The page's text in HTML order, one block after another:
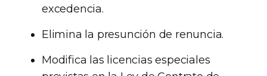
excedencia.
Elimina la presunción de renuncia.
Modifica las licencias especiales